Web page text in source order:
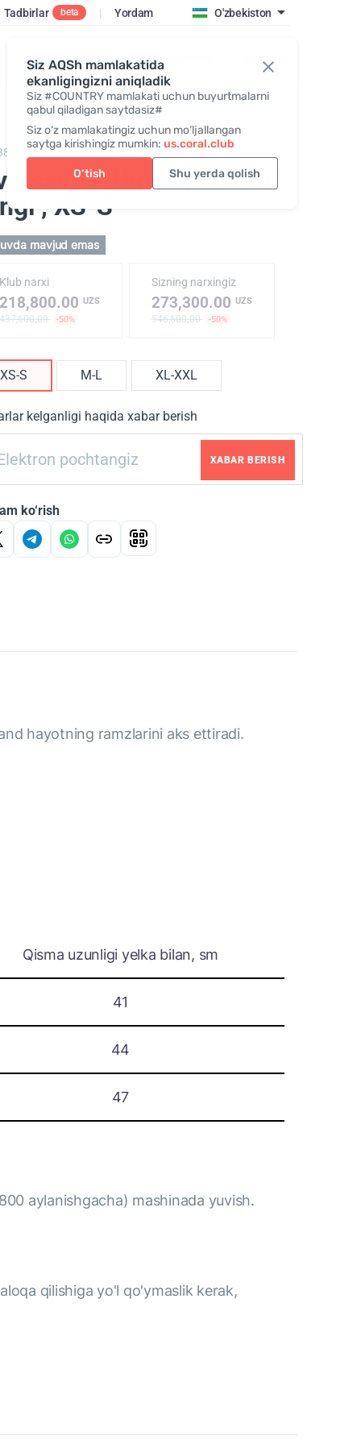
Siz AQSh mamlakatida
ekanligingizni aniqladik
Siz #COUNTRY mamlakati uchun buyurtmalarni
qabul qiladigan saytdasiz#
Siz o‘z mamlakatingiz uchun mo‘ljallangan
saytga kirishingiz mumkin: us.coral.club
O‘tish Shu yerda qolish
Tadbirlar beta | Yordam O'zbekiston
Kirish / Qo‘shilish
T-shirt "25th anniversary" coral
futbolka, marjon
, XS-S
mavjud emas
Klub narxi
218,800.00 UZS
437,600.00
-50%
Sizning narxingiz
273,300.00 UZS
546,600.00
-50%
XS-S M-L XL-XXL
kelganligi haqida xabar berish
XABAR BERISH
ko‘rish
hayotning ramzlarini aks ettiradi.
Qisma uzunligi yelka bilan, sm
41
44
47
aylanishgacha) mashinada yuvish.
qilishiga yo'l qo'ymaslik kerak,